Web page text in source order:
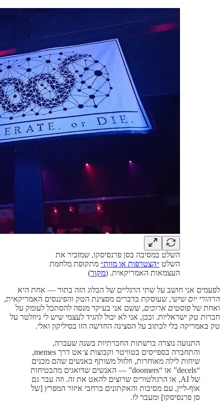
השלט במסיבה בסן פרנסיסקו, שמזכיר את
השלט ״הצטרפות או מוות״ מתקופת מלחמת
העצמאות האמריקאית. (מקור)
לפעמים אני חושב על שתי הרגליים של הבלוג הזה בתור — אחת היא
הרהורי יום שישי, שעוסקת בדברים מסצינת הטק והפיננסים האמריקאית,
ואחת של פוסטים ארוכים, ששם אני בעיקר מנסה להסתכל לעומק על
חברות טק ישראליות. ובכן, אני לא יכול להגיד לעצמי שיש לי ניוזלטר על
טק באמריקה בלי לכתוב על הסצינה החדשה הזו בסיליקון ואלי.
התנועה נוצרה ברשתות החברתיות בשנה שעברה,
והתחברה בספייסים בטוויטר וקבוצות צ׳אט דרך memes,
שיחות לילה מאוחרות, וזלזול משותף באנשים שהם מכנים
“decels” או “doomers” — האנשים שדואגים מהבטיחות
של AI, או הרגולטורים שרוצים להאט את זה. וזה עבר גם
אוף-ליין, עם מסיבות והאקתונים ברחבי איזור המפרץ [של
סן פרנסיסקו] ומעבר לו.